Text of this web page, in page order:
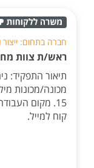
חברה בתחום: ייצור
ראש/ת צוות
תיאור התפקיד:
15. מקום
קוח למייל.